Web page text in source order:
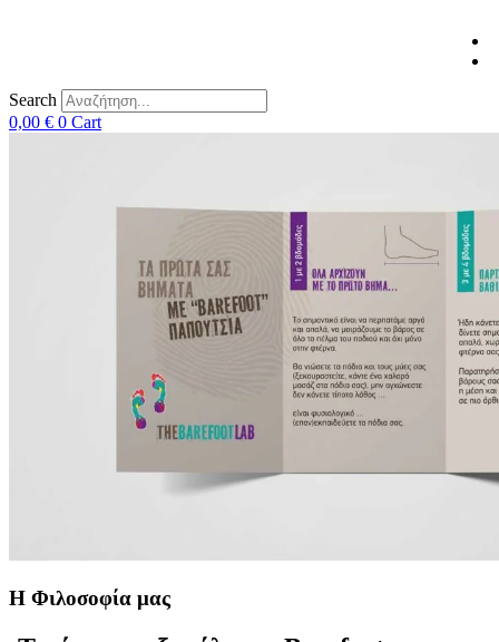
Search
0,00 € 0 Cart
Η Φιλοσοφία μας